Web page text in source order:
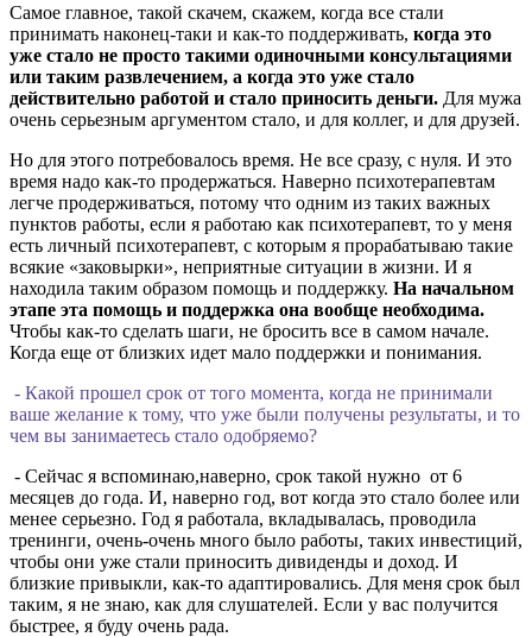
Самое главное, такой скачем, скажем, когда все стали
принимать наконец-таки и как-то поддерживать, когда это
уже стало не просто такими одиночными консультациями
или таким развлечением, а когда это уже стало
действительно работой и стало приносить деньги. Для мужа
очень серьезным аргументом стало, и для коллег, и для друзей.
Но для этого потребовалось время. Не все сразу, с нуля. И это
время надо как-то продержаться. Наверно психотерапевтам
легче продерживаться, потому что одним из таких важных
пунктов работы, если я работаю как психотерапевт, то у меня
есть личный психотерапевт, с которым я прорабатываю такие
всякие «заковырки», неприятные ситуации в жизни. И я
находила таким образом помощь и поддержку. На начальном
этапе эта помощь и поддержка она вообще необходима.
Чтобы как-то сделать шаги, не бросить все в самом начале.
Когда еще от близких идет мало поддержки и понимания.
- Какой прошел срок от того момента, когда не принимали
ваше желание к тому, что уже были получены результаты, и то
чем вы занимаетесь стало одобряемо?
- Сейчас я вспоминаю,наверно, срок такой нужно от 6
месяцев до года. И, наверно год, вот когда это стало более или
менее серьезно. Год я работала, вкладывалась, проводила
тренинги, очень-очень много было работы, таких инвестиций,
чтобы они уже стали приносить дивиденды и доход. И
близкие привыкли, как-то адаптировались. Для меня срок был
таким, я не знаю, как для слушателей. Если у вас получится
быстрее, я буду очень рада.